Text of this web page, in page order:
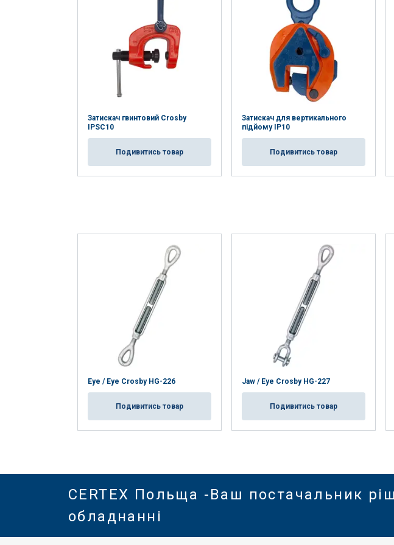
Затискач гвинтовий Crosby
IPSC10
Подивитись товар
Затискач для вертикального
підйому IP10
Подивитись товар
Eye / Eye Crosby HG-226
Подивитись товар
Jaw / Eye Crosby HG-227
Подивитись товар
CERTEX Польща -Ваш постачальник
обладнанні